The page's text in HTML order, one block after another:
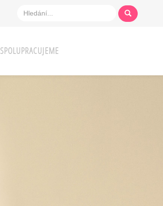
SPOLUPRACUJEME